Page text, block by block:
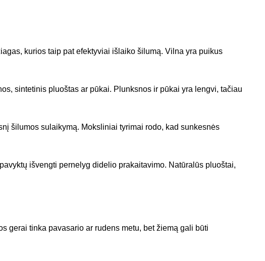
kurios taip pat efektyviai išlaiko šilumą. Vilna yra puikus
sintetinis pluoštas ar pūkai. Plunksnos ir pūkai yra lengvi, tačiau
šilumos sulaikymą. Moksliniai tyrimai rodo, kad sunkesnės
išvengti pernelyg didelio prakaitavimo. Natūralūs pluoštai,
gerai tinka pavasario ar rudens metu, bet žiemą gali būti